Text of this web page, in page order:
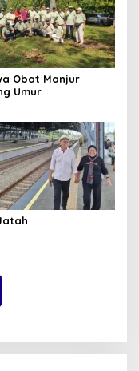
Obat Manjur
Umur